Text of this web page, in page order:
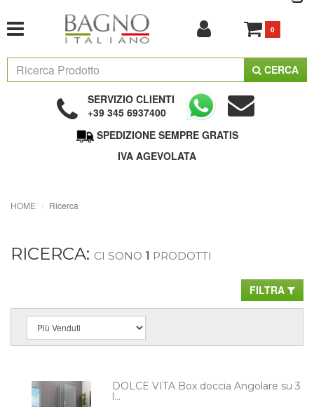
0
CERCA
SERVIZIO CLIENTI
+39 345 6937400
SPEDIZIONE SEMPRE GRATIS
IVA AGEVOLATA
HOME Ricerca
RICERCA: CI SONO 1 PRODOTTI
FILTRA
DOLCE VITA Box doccia Angolare su 3
l...